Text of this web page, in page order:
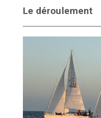
Le déroulement